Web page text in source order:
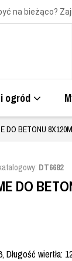
na bieżąco?
ogród
DO BETONU
DT6682
DO
Długość wiertła: